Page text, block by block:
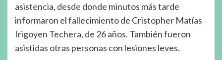
asistencia, desde donde minutos más tarde
informaron el fallecimiento de Cristopher Matías
Irigoyen Techera, de 26 años. También fueron
asistidas otras personas con lesiones leves.